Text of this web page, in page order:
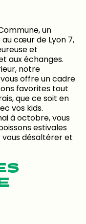
un
cœur de Lyon 7,
et
aux échanges.
notre
offre un cadre
favorites tout
que ce soit en
vos kids.
à octobre, vous
estivales
désaltérer et